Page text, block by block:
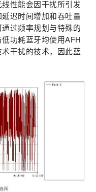
性能会因干扰所引发
迟时间增加和吞吐量
过频率规划与特殊的
功耗蓝牙均使用AFH
干扰的技术，因此蓝